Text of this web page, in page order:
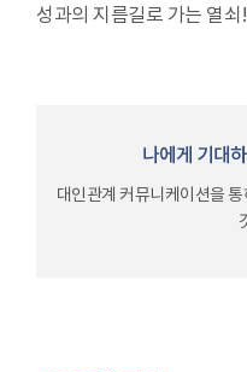
성과의 지름길로 가는 열쇠!
나에게 기대
대인관계 커뮤니케이션을